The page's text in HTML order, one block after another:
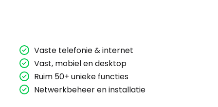
Vaste telefonie & internet
Vast, mobiel en desktop
Ruim 50+ unieke functies
Netwerkbeheer en installatie